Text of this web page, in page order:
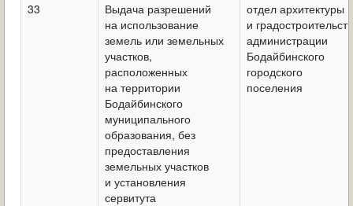
33
Выдача разрешений
на использование
земель или земельных
участков,
расположенных
на территории
Бодайбинского
муниципального
образования, без
предоставления
земельных участков
и установления
сервитута
отдел архитектуры
и
администрации
Бодайбинского
городского
поселения